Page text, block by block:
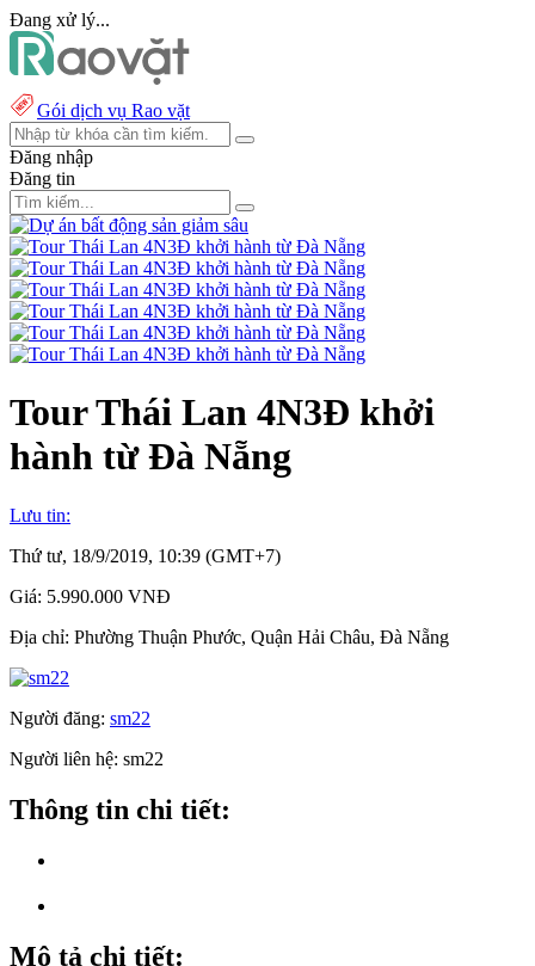
Đang xử lý...
Gói dịch vụ Rao vặt
Đăng nhập
Đăng tin
Tour Thái Lan 4N3Đ khởi
hành từ Đà Nẵng
Lưu tin:
Thứ tư, 18/9/2019, 10:39 (GMT+7)
Giá: 5.990.000 VNĐ
Địa chỉ: Phường Thuận Phước, Quận Hải Châu, Đà Nẵng
Người đăng: sm22
Người liên hệ: sm22
Thông tin chi tiết:
Mô tả chi tiết: